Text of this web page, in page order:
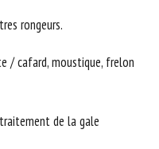
rongeurs.
/ cafard, moustique, frelon
de la gale